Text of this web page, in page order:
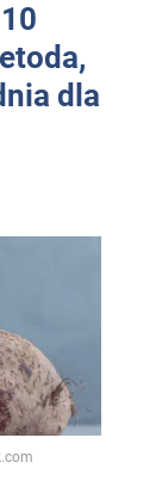
dla